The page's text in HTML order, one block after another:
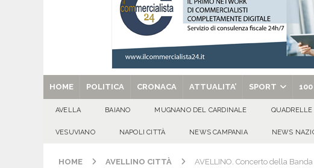
HOME POLITICA CRONACA ATTUALITA’ SPORT
AVELLA BAIANO MUGNANO DEL CARDINALE QUADRELLE
VESUVIANO NAPOLI CITTÀ NEWS CAMPANIA NEWS
HOME AVELLINO CITTÀ AVELLINO. Concerto della